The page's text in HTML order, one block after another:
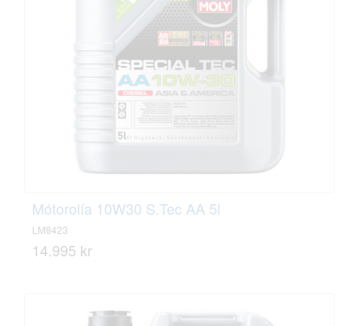
Mótorolía 10W30 S.Tec AA 5l
LM8423
14.995 kr